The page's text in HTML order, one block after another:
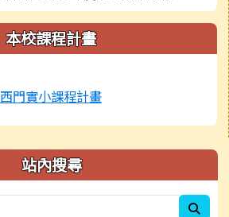
本校課程計畫
西門實小課程計畫
站內搜尋